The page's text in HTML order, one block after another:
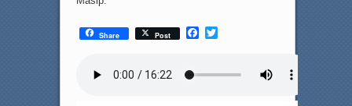
Share Post
F
T